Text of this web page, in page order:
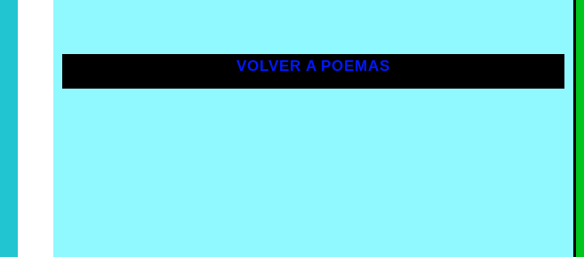
VOLVER A POEMAS